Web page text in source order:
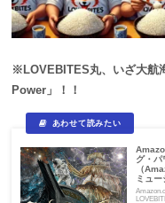
※LOVEBITES丸、いざ大航
Power」！！
グ・
（
ミュー